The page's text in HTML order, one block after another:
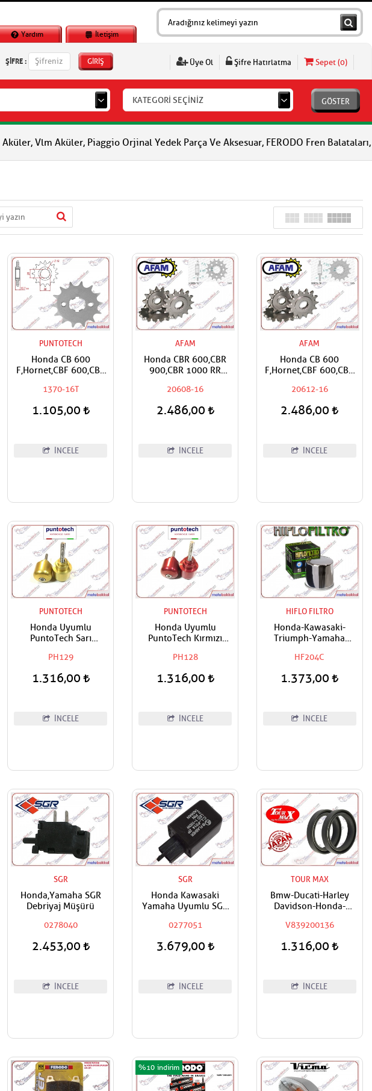
Yardım İletişim
ŞİFRE : GİRİŞ Üye Ol Şifre Hatırlatma Sepet (0)
KATEGORİ SEÇİNİZ GÖSTER
Piaggio Orjinal Yedek Parça Ve Aksesuar, FERODO Fren Balataları,
PUNTOTECH
Honda CB 600
F,Hornet,CBF 600,CBR
1000 RR,Fireblade,CRF
1000 V Varadero,CMX
Dişli
1370-16T
1.105,00
İNCELE
AFAM
Honda CBR 600,CBR
900,CBR 1000 RR
SP1,SP2 Uyumlu AFAM
Ön Dişli
20608-16
2.486,00
İNCELE
AFAM
Honda CB 600
F,Hornet,CBF 600,CBR
1000 RR,Fireblade,CRF
1000 Africa Twin,XL
1000 V Varadero,CMX
20612-16
2.486,00
İNCELE
PUNTOTECH
Honda Uyumlu
PuntoTech Sarı
PH129
1.316,00
İNCELE
PUNTOTECH
Honda Uyumlu
PuntoTech Kırmızı
PH128
1.316,00
İNCELE
HIFLO FILTRO
Honda-Kawasaki-
Triumph-Yamaha
Filtresi
HF204C
1.373,00
İNCELE
SGR
Honda,Yamaha SGR
Debriyaj Müşürü
0278040
2.453,00
İNCELE
SGR
Honda Kawasaki
Yamaha Uyumlu SGR
0277051
3.679,00
İNCELE
TOUR MAX
Bmw-Ducati-Harley
Davidson-Honda-
Uyumlu Tourmax Ön
Amortisör Yağ Keçesi
41x54x11
V839200136
1.316,00
İNCELE
%10